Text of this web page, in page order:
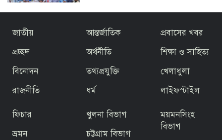
বাজেটকে সময়োপযোগী ও জনকল্যাণমুখী
আখ্যা দিলেন মাওলানা এম.এ. করিম ইবনে
তৃতীয় ধাপে ফ্যামিলি কার্ড বিতরণ কার্যক্রমের
উদ্বোধন প্রধানমন্ত্রীর
জিয়ার স্বাধীনতার ঘোষণার অভয়মন্ত্রে যুদ্ধে
জাতীয়
প্রচ্ছদ
বিনোদন
রাজনীতি
আন্তর্জাতিক
অর্থনীতি
তথ্যপ্রযুক্তি
ধর্ম
প্রবাসের খবর
শিক্ষা ও সাহিত্য
খেলাধুলা
লাইফস্টাইল
ফিচার
ভ্রমন
খুলনা বিভাগ
চট্টগ্রাম বিভাগ
ময়মনসিংহ
বিভাগ